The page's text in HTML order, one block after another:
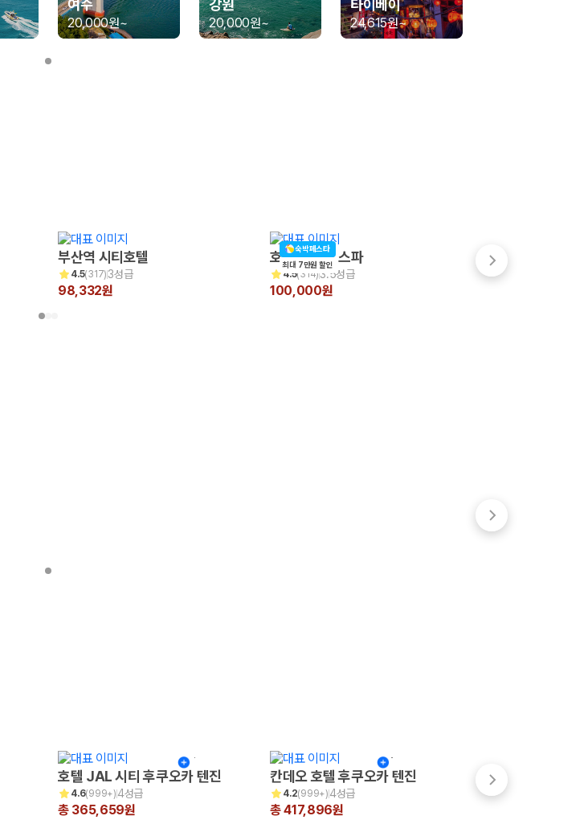
여수
20,000원~
강원
20,000원~
타이베이
24,615원~
부산역 시티호텔
4.5(317)3성급
98,332원
숙박페스타
최대 7만원 할인
호텔포레 더 스파
4.5( 314)3.5성급
100,000원
라마다앙코르부산
4.4
호텔 JAL 시티 후쿠오카 텐진
4.6(999+)4성급
총 365,659원
칸데오 호텔 후쿠오카 텐진
4.2(999+)4성급
총 417,896원
쓰시마 그랜드 호텔
4.0